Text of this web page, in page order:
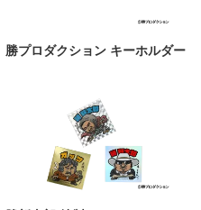
勝プロダクション キーホルダー